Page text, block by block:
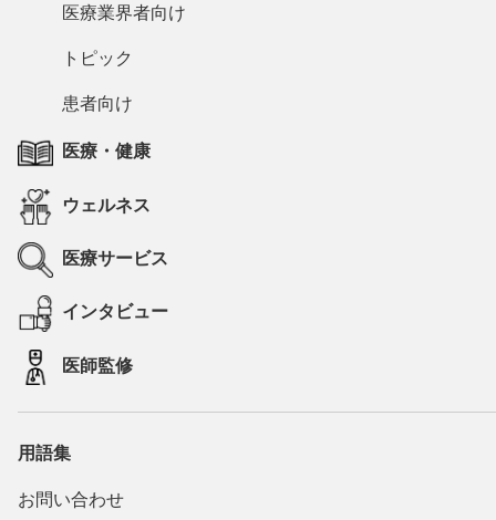
医療業界者向け
トピック
患者向け
医療・健康
ウェルネス
医療サービス
インタビュー
医師監修
用語集
お問い合わせ